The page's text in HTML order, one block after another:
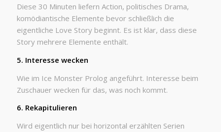
Diese 30 Minuten liefern Action, politisches Drama,
komödiantische Elemente bevor schließlich die
eigentliche Love Story beginnt. Es ist klar, dass diese
Story mehrere Elemente enthält.
5. Interesse wecken
Wie im Ice Monster Prolog angeführt. Interesse beim
Zuschauer wecken für das, was noch kommt.
6. Rekapitulieren
Wird eigentlich nur bei horizontal erzählten Serien